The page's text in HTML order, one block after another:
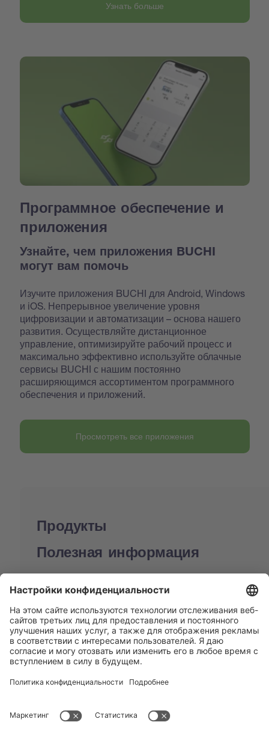
Узнать больше
Программное обеспечение и
приложения
Узнайте, чем приложения BUCHI
могут вам помочь
Изучите приложения BUCHI для Android, Windows
и iOS. Непрерывное увеличение уровня
цифровизации и автоматизации – основа нашего
развития. Осуществляйте дистанционное
управление, оптимизируйте рабочий процесс и
максимально эффективно используйте облачные
сервисы BUCHI с нашим постоянно
расширяющимся ассортиментом программного
обеспечения и приложений.
Просмотреть все приложения
Продукты
Полезная информация
BUCHI World
Поддержка
Shop
Contact us
Быстрые ссылки